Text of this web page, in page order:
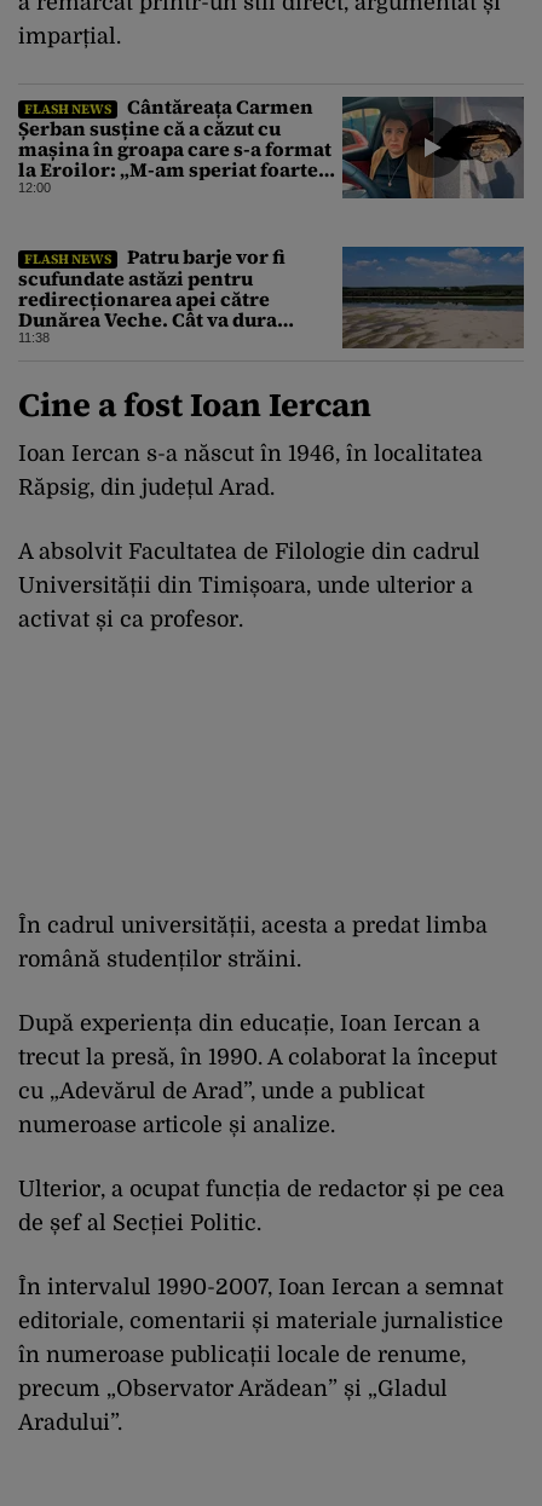
imparțial.
FLASH NEWS
Cântăreața Carmen
Șerban susține că a căzut cu
mașina în groapa care s-a format
la Eroilor: „M-am speriat foarte
tare”
12:00
FLASH NEWS
Patru barje vor fi
scufundate astăzi pentru
redirecționarea apei către
Dunărea Veche. Cât va dura
operațiunea
11:38
Cine a fost Ioan Iercan
Ioan Iercan s-a născut în 1946, în localitatea
Răpsig, din județul Arad.
A absolvit Facultatea de Filologie din cadrul
Universității din Timișoara, unde ulterior a
activat și ca profesor.
În cadrul universității, acesta a predat limba
română studenților străini.
După experiența din educație, Ioan Iercan a
trecut la presă, în 1990. A colaborat la început
cu „Adevărul de Arad”, unde a publicat
numeroase articole și analize.
Ulterior, a ocupat funcția de redactor și pe cea
de șef al Secției Politic.
În intervalul 1990-2007, Ioan Iercan a semnat
editoriale, comentarii și materiale jurnalistice
în numeroase publicații locale de renume,
precum „Observator Arădean” și „Gladul
Aradului”.